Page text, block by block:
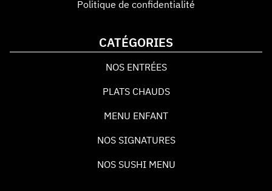
Politique de confidentialité
CATÉGORIES
NOS ENTRÉES
PLATS CHAUDS
MENU ENFANT
NOS SIGNATURES
NOS SUSHI MENU